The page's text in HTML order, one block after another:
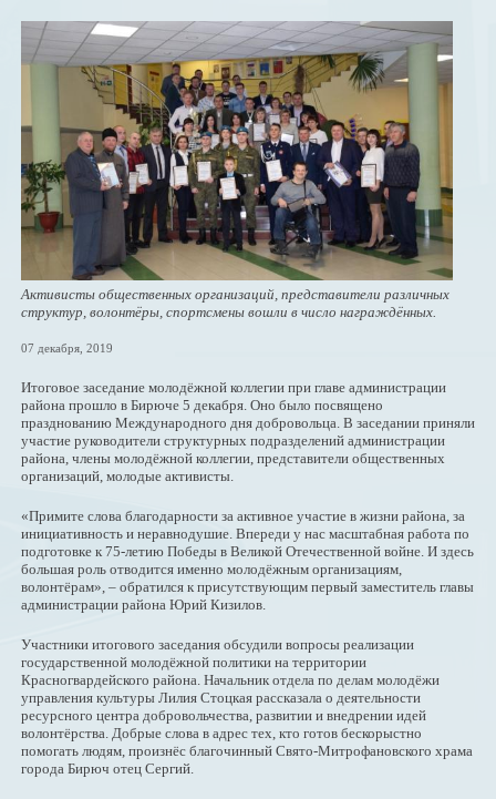
Активисты общественных организаций, представители различных
структур, волонтёры, спортсмены вошли в число награждённых.
07 декабря, 2019
Итоговое заседание молодёжной коллегии при главе администрации
района прошло в Бирюче 5 декабря. Оно было посвящено
празднованию Международного дня добровольца. В заседании приняли
участие руководители структурных подразделений администрации
района, члены молодёжной коллегии, представители общественных
организаций, молодые активисты.
«Примите слова благодарности за активное участие в жизни района, за
инициативность и неравнодушие. Впереди у нас масштабная работа по
подготовке к 75-летию Победы в Великой Отечественной войне. И здесь
большая роль отводится именно молодёжным организациям,
волонтёрам», – обратился к присутствующим первый заместитель главы
администрации района Юрий Кизилов.
Участники итогового заседания обсудили вопросы реализации
государственной молодёжной политики на территории
Красногвардейского района. Начальник отдела по делам молодёжи
управления культуры Лилия Стоцкая рассказала о деятельности
ресурсного центра добровольчества, развитии и внедрении идей
волонтёрства. Добрые слова в адрес тех, кто готов бескорыстно
помогать людям, произнёс благочинный Свято-Митрофановского храма
города Бирюч отец Сергий.